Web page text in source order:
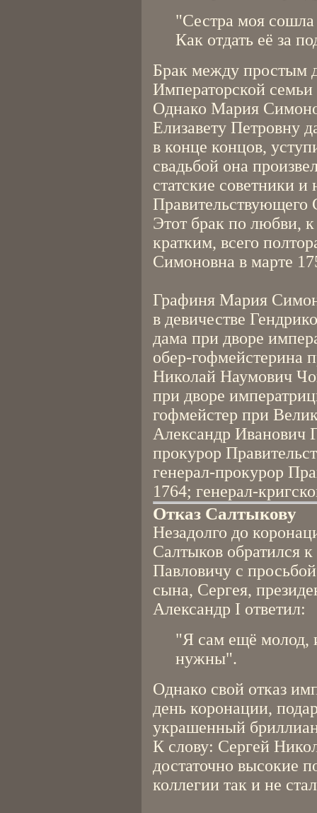
"Сестра моя
Как отдать её за
Брак между простым
Императорской
Однако Мария
Елизавету Петровну
в конце концов,
свадьбой она
статские советники
Правительствующего
Этот брак по любви,
кратким, всего
Симоновна в марте
Графиня Мария
в девичестве
дама при дворе
обер-гофмейстерина
Николай Наумович
при дворе
гофмейстер при
Александр Иванович
прокурор
генерал-прокурор
1764; генерал-
Отказ Салтыкову
Незадолго до
Салтыков обратился
Павловичу с
сына, Сергея,
Александр I ответил:
"Я сам ещё молод,
нужны".
Однако свой отказ
день коронации,
украшенный
К слову: Сергей
достаточно высокие
коллегии так и не